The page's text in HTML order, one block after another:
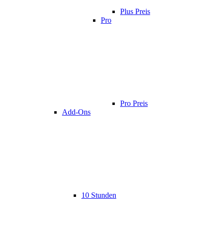
Plus Preis
Pro
Pro Preis
Add-Ons
10 Stunden